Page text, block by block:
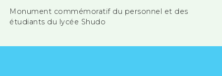
Monument commémoratif du personnel et des
étudiants du lycée Shudo